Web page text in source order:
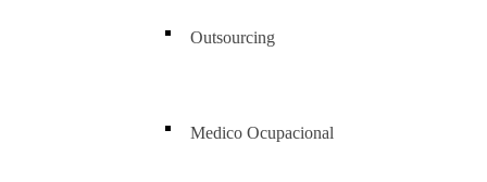
Outsourcing
Medico Ocupacional